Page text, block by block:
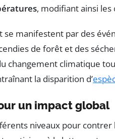
, modifiant ainsi
se manifestent par des
de forêt et des
changement climatique
la disparition d’
un impact global
niveaux pour